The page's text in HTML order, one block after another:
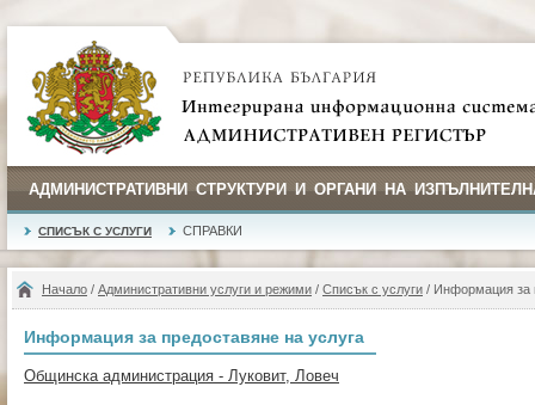
АДМИНИСТРАТИВНИ СТРУКТУРИ И ОРГАНИ НА
СПИСЪК С УСЛУГИ СПРАВКИ
Начало / Административни услуги и режими / Списък с услуги / Информация за
Информация за предоставяне на услуга
Общинска администрация - Луковит, Ловеч